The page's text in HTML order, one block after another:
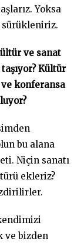
Yoksa
sürükleniriz.
ve sanat
Kültür
konferansa
bu alana
Niçin sanatı
ekleriz?
ve bizden